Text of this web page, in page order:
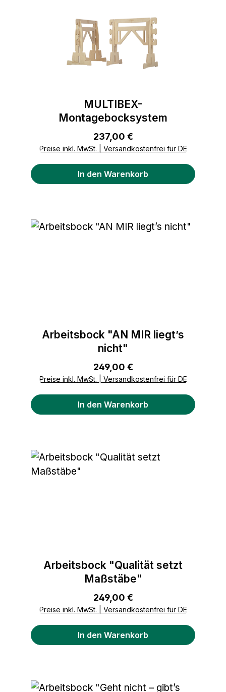
MULTIBEX-
Montagebocksystem
Regulärer Preis:
237,00 €
Preise inkl. MwSt. | Versandkostenfrei für DE
In den Warenkorb
Arbeitsbock "AN MIR liegt’s
nicht"
Regulärer Preis:
249,00 €
Preise inkl. MwSt. | Versandkostenfrei für DE
In den Warenkorb
Arbeitsbock "Qualität setzt
Maßstäbe"
Regulärer Preis:
249,00 €
Preise inkl. MwSt. | Versandkostenfrei für DE
In den Warenkorb